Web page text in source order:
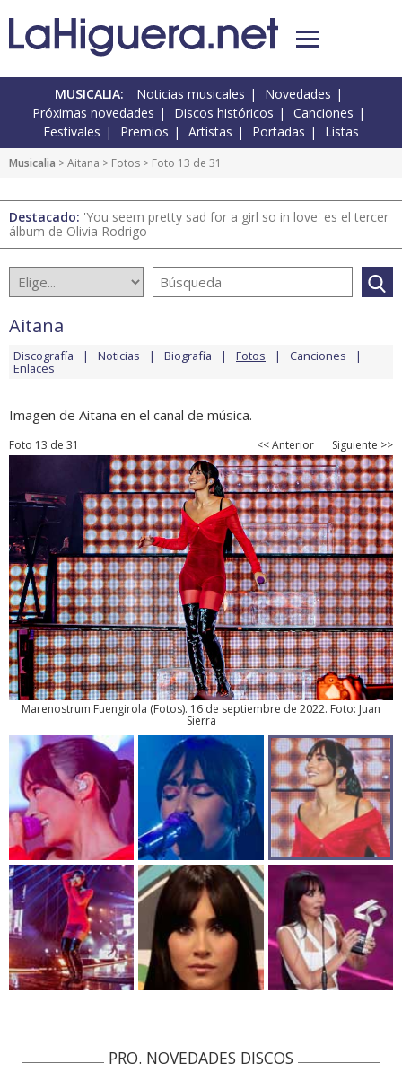
MUSICALIA: Noticias musicales
Novedades
Próximas novedades
Discos históricos
Canciones
Festivales
Premios Artistas Portadas Listas
Musicalia >Aitana > Fotos > Foto 13 de 31
Destacado: 'You seem pretty sad for a girl so in love' es el tercer
álbum de Olivia Rodrigo
Aitana
Discografía Noticias Biografía Fotos Canciones
Enlaces
Imagen de Aitana en el canal de música.
Foto 13 de 31 << Anterior Siguiente >>
Marenostrum Fuengirola (Fotos). 16 de septiembre de 2022. Foto: Juan
Sierra
PRO. NOVEDADES DISCOS